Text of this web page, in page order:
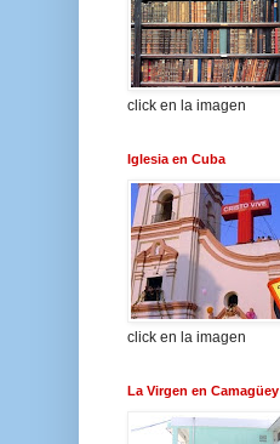
click en la imagen
Iglesia en Cuba
click en la imagen
La Virgen en Camagüey